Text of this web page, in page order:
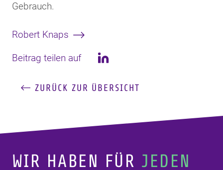
Gebrauch.
Robert Knaps
ZURÜCK ZUR ÜBERSICHT
Beitrag teilen auf LinkedIn
WIR HABEN FÜR JEDEN